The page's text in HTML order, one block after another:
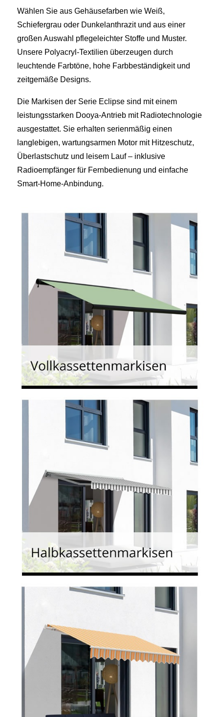
Wählen Sie aus Gehäusefarben wie Weiß,
Schiefergrau oder Dunkelanthrazit und aus einer
großen Auswahl pflegeleichter Stoffe und Muster.
Unsere Polyacryl-Textilien überzeugen durch
leuchtende Farbtöne, hohe Farbbeständigkeit und
zeitgemäße Designs.
Die Markisen der Serie Eclipse sind mit einem
leistungsstarken Dooya-Antrieb mit Radiotechnologie
ausgestattet. Sie erhalten serienmäßig einen
langlebigen, wartungsarmen Motor mit Hitzeschutz,
Überlastschutz und leisem Lauf – inklusive
Radioempfänger für Fernbedienung und einfache
Smart‑Home-Anbindung.